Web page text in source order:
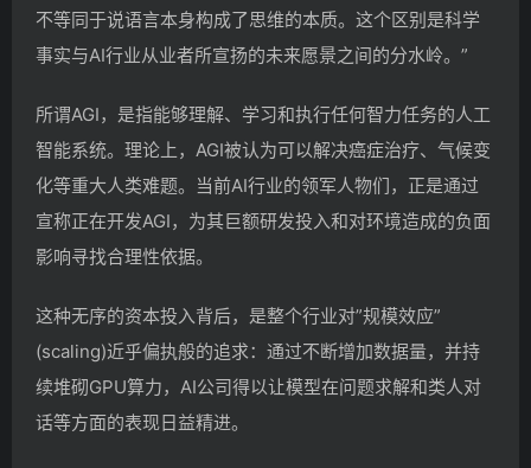
不等同于说语言本身构成了思维的本质。这个区别是科学
事实与AI行业从业者所宣扬的未来愿景之间的分水岭。”
所谓AGI，是指能够理解、学习和执行任何智力任务的人工
智能系统。理论上，AGI被认为可以解决癌症治疗、气候变
化等重大人类难题。当前AI行业的领军人物们，正是通过
宣称正在开发AGI，为其巨额研发投入和对环境造成的负面
影响寻找合理性依据。
这种无序的资本投入背后，是整个行业对”规模效应”
(scaling)近乎偏执般的追求：通过不断增加数据量，并持
续堆砌GPU算力，AI公司得以让模型在问题求解和类人对
话等方面的表现日益精进。